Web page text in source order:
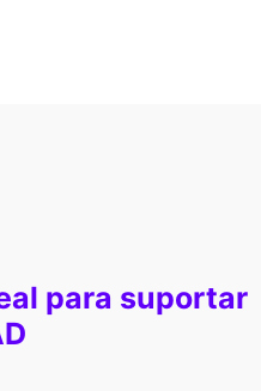
para suportar